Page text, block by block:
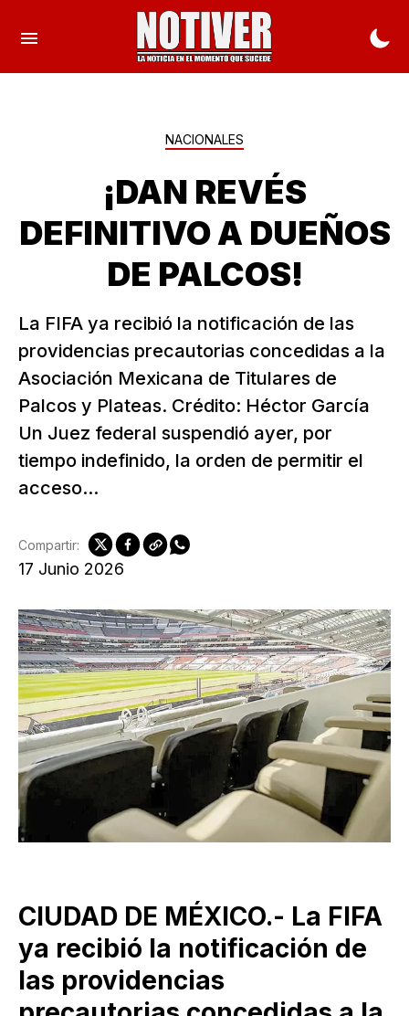
NACIONALES
¡DAN REVÉS
DEFINITIVO A DUEÑOS
DE PALCOS!
La FIFA ya recibió la notificación de las
providencias precautorias concedidas a la
Asociación Mexicana de Titulares de
Palcos y Plateas. Crédito: Héctor García
Un Juez federal suspendió ayer, por
tiempo indefinido, la orden de permitir el
acceso...
17 Junio 2026
Compartir:
CIUDAD DE MÉXICO.- La FIFA
ya recibió la notificación de
las providencias